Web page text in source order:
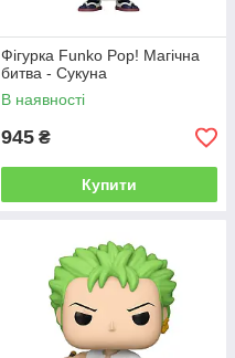
Фігурка Funko Pop! Магічна
битва - Сукуна
В наявності
945 ₴
Купити